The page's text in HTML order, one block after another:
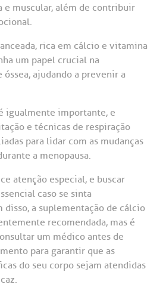
e muscular, além de contribuir
rica em cálcio e vitamina
um papel crucial na
óssea, ajudando a prevenir a
igualmente importante, e
e técnicas de respiração
para lidar com as mudanças
a menopausa.
atenção especial, e buscar
caso se sinta
disso, a suplementação de cálcio
recomendada, mas é
um médico antes de
para garantir que as
do seu corpo sejam atendidas